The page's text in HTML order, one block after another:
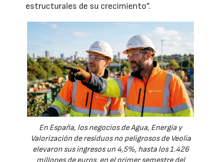
estructurales de su crecimiento”.
En España, los negocios de Agua, Energía y
Valorización de residuos no peligrosos de Veolia
elevaron sus ingresos un 4,5%, hasta los 1.426